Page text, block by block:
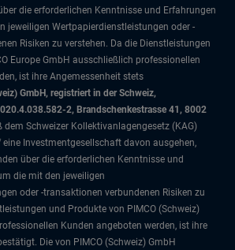
die erforderlichen Kenntnisse und Erfahrungen
jeweiligen Wertpapierdienstleistungen oder -
Risiken zu verstehen. Da die Dienstleistungen
Europe GmbH ausschließlich professionellen
ist ihre Angemessenheit stets
GmbH, registriert in der Schweiz,
2, Brandschenkestrasse 41, 8002
dem Schweizer Kollektivanlagengesetz (KAG)
Investmentgesellschaft davon ausgehen,
über die erforderlichen Kenntnisse und
die mit den jeweiligen
oder -transaktionen verbundenen Risiken zu
und Produkte von PIMCO (Schweiz)
Kunden angeboten werden, ist ihre
Die von PIMCO (Schweiz) GmbH